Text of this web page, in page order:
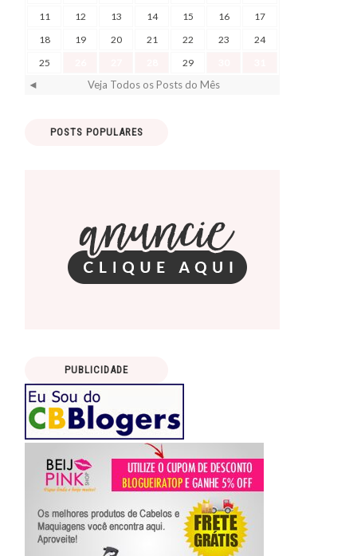
11
12 13 14 15 16
17
18
19 20 21 22 23
24
25
29
◄ Veja Todos os Posts do Mês
POSTS POPULARES
PUBLICIDADE